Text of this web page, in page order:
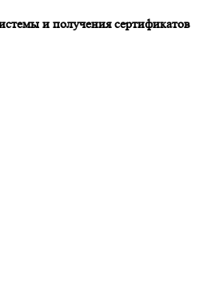
и получения сертификатов